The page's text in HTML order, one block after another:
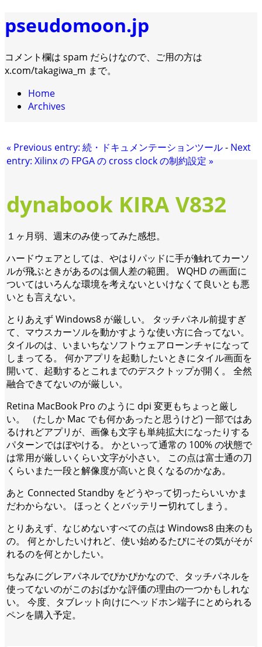
pseudomoon.jp
コメント欄は spam だらけなので、ご用の方は
x.com/takagiwa_m まで。
Home
Archives
« Previous entry:続・ドキュメンテーションツール- Next
entry:Xilinx の FPGA の cross clock の制約設定 »
dynabook KIRA V832
１ヶ月弱、週末のみ使ってみた感想。
ハードウェアとしては、やはりパッドに手が触れてカーソ
ルが飛ぶときがあるのは個人差の範囲。 WQHD の画面に
ついてはいろんな環境を考えないといけなくて良いとも悪
いとも言えない。
とりあえず Windows8 が厳しい。 タッチパネル前提すぎ
て、マウスカーソルを動かすような使い方に合ってない。
タイルのは、いまいちなソフトウェアローンチャになって
しまってる。 何かアプリを起動したいときにタイル画面を
開いて、起動するとこれまでのデスクトップが開く。 全然
融合できてないのが厳しい。
Retina MacBook Pro のように dpi 変更もちょっと厳し
い。 （たしか Mac でも何かあったと思うけど) 一部ではあ
るけれどアプリが、画像も文字も単純拡大になったりする
パターンではぼやける。 かといって通常の 100% の状態で
は常用が厳しいくらい文字が小さい。 この点は富士通の刀
くらいまた一段と解像度が高いと良くなるのかなあ。
あと Connected Standby をどうやって切ったらいいかま
だわからない。 ほっとくとバッテリー切れてしまう。
とりあえず、なじめないすべての点は Windows8 由来のも
の。 何とかしたいけれど、使い始めるたびにその気がそが
れるのを何とかしたい。
ちなみにグレアパネルでぴかぴかなので、タッチパネルを
使ってないのがこのおばかな評価の理由の一つかもしれな
い。 今度、タブレット向けにヘッドホン端子にとめられる
ペンを購入予定。